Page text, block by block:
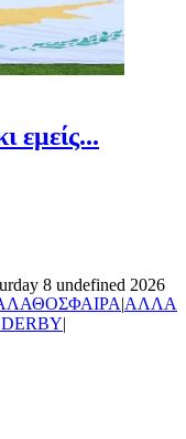
εμείς...
8 undefined 2026
|ΑΛΛΑ
|